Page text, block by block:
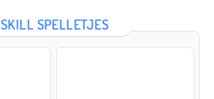
SKILL SPELLETJES